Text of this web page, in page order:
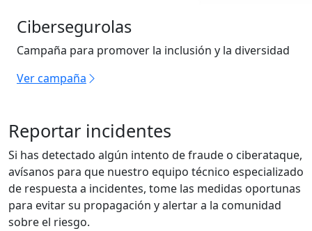
Cibersegurolas
Campaña para promover la inclusión y la diversidad
Ver campaña
Reportar incidentes
Si has detectado algún intento de fraude o ciberataque,
avísanos para que nuestro equipo técnico especializado
de respuesta a incidentes, tome las medidas oportunas
para evitar su propagación y alertar a la comunidad
sobre el riesgo.